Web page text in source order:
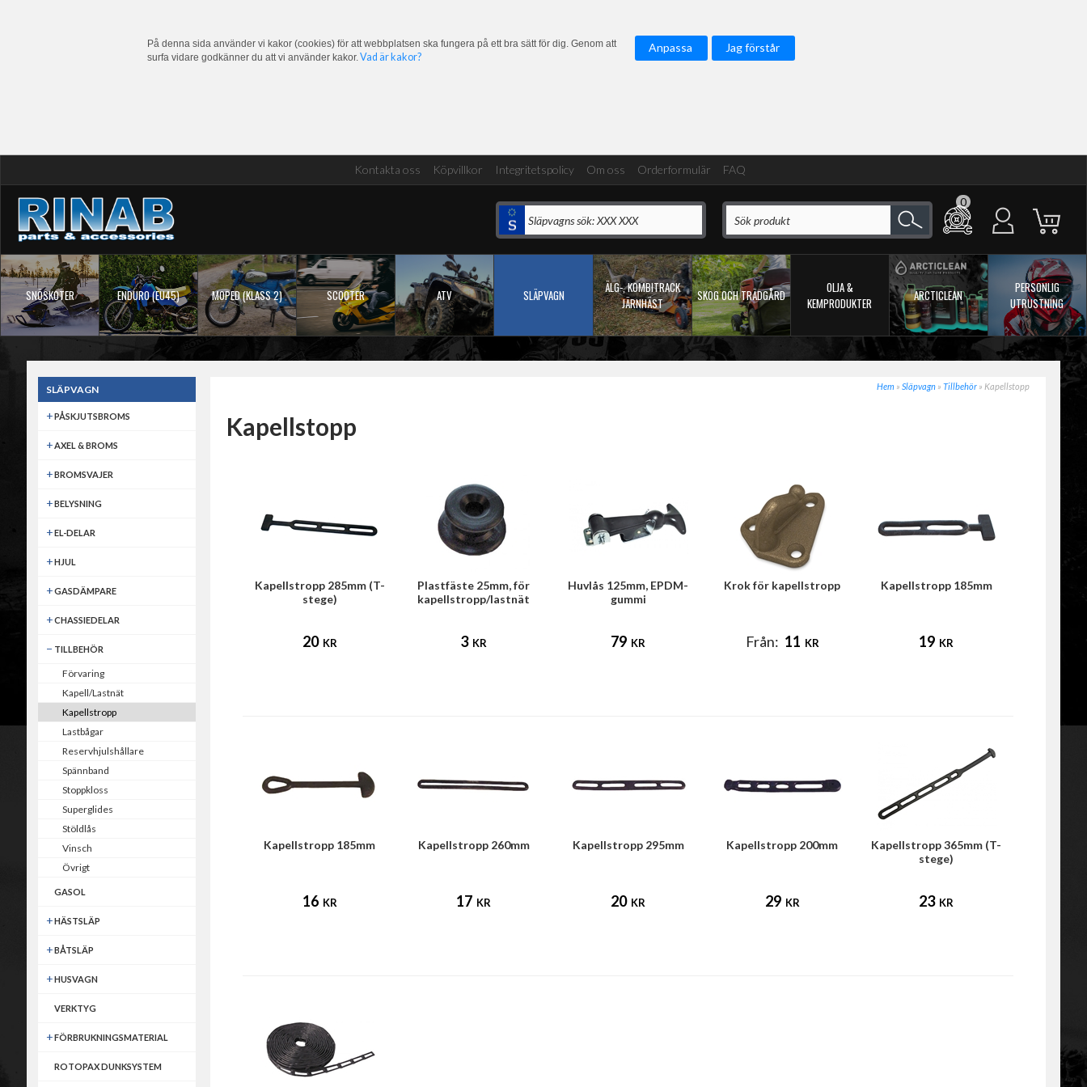
På denna sida använder vi kakor (cookies) för att webbplatsen ska fungera på ett bra sätt för dig. Genom att
surfa vidare godkänner du att vi använder kakor.Vad är kakor?
Anpassa Jag förstår
Kontakta oss Köpvillkor Integritetspolicy Om oss Orderformulär FAQ
0
SNÖSKOTER ENDURO (EU45) MOPED (KLASS 2) SCOOTER ATV SLÄPVAGN
ÄLG-, KOMBITRACK
JÄRNHÄST
SKOG OCH TRÄDGÅRD
OLJA &
KEMPRODUKTER
ARCTICLEAN
PERSONLIG
UTRUSTNING
SLÄPVAGN
PÅSKJUTSBROMS
AXEL & BROMS
BROMSVAJER
BELYSNING
EL-DELAR
HJUL
GASDÄMPARE
CHASSIEDELAR
TILLBEHÖR
Förvaring
Kapell/Lastnät
Kapellstropp
Lastbågar
Reservhjulshållare
Spännband
Stoppkloss
Superglides
Stöldlås
Vinsch
Övrigt
GASOL
HÄSTSLÄP
BÅTSLÄP
HUSVAGN
VERKTYG
FÖRBRUKNINGSMATERIAL
ROTOPAX DUNKSYSTEM
Hem » Släpvagn » Tillbehör » Kapellstopp
Kapellstopp
Kapellstropp 285mm (T-
stege)
20 KR
Plastfäste 25mm, för
kapellstropp/lastnät
3 KR
Huvlås 125mm, EPDM-
gummi
79 KR
Krok för kapellstropp
Från: 11 KR
Kapellstropp 185mm
19 KR
Kapellstropp 185mm
16 KR
Kapellstropp 260mm
17 KR
Kapellstropp 295mm
20 KR
Kapellstropp 200mm
29 KR
Kapellstropp 365mm (T-
stege)
23 KR